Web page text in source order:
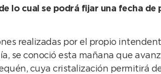
lo cual se podrá fijar una fecha
realizadas por el propio
se conoció esta mañana que
cuya cristalización permitirá